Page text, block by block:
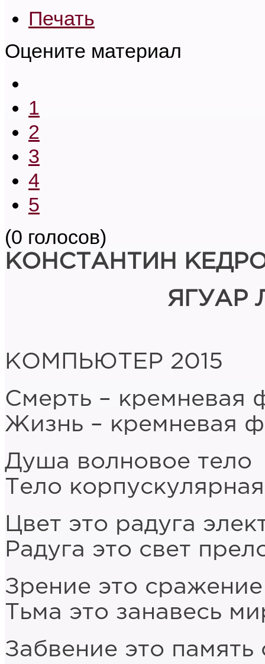
Печать
Оцените материал
1
2
3
4
5
(0 голосов)
КОНСТАНТИН
ЯГУАР
КОМПЬЮТЕР 2015
Смерть – кремневая
Жизнь – кремневая
Душа волновое тело
Тело
Цвет это радуга
Радуга это свет
Зрение это
Тьма это занавесь
Забвение это память